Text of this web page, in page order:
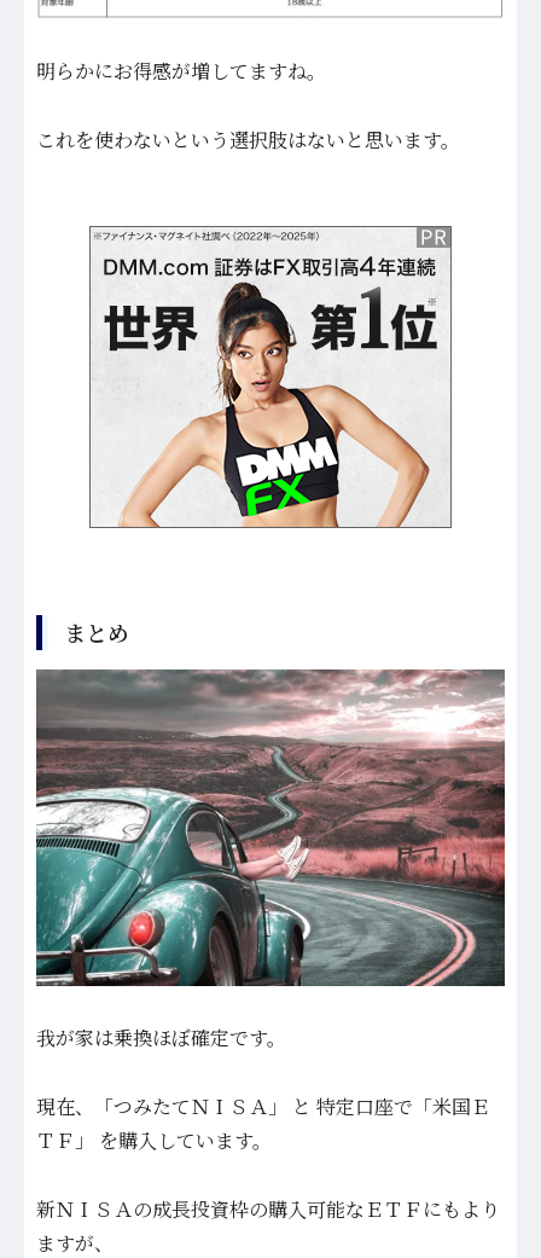
明らかにお得感が増してますね。
これを使わないという選択肢はないと思います。
まとめ
我が家は乗換ほぼ確定です。
現在、「つみたてＮＩＳＡ」 と 特定口座で「米国Ｅ
ＴＦ」 を購入しています。
新ＮＩＳＡの成長投資枠の購入可能なＥＴＦにもより
ますが、